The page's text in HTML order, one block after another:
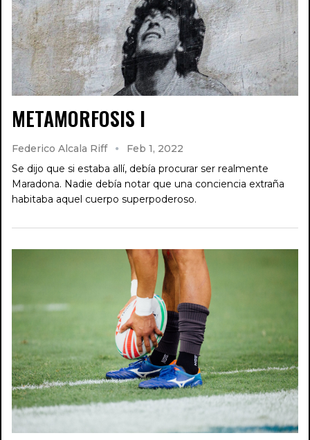
METAMORFOSIS I
Federico Alcala Riff
Feb 1, 2022
Se dijo que si estaba allí, debía procurar ser realmente
Maradona. Nadie debía notar que una conciencia extraña
habitaba aquel cuerpo superpoderoso.